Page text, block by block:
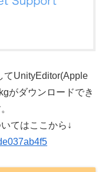
てUnityEditor(Apple
がダウンロードでき
てはここから↓